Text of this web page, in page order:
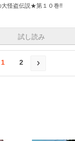
大怪盗伝説★第１０巻!!
試し読み
1 2